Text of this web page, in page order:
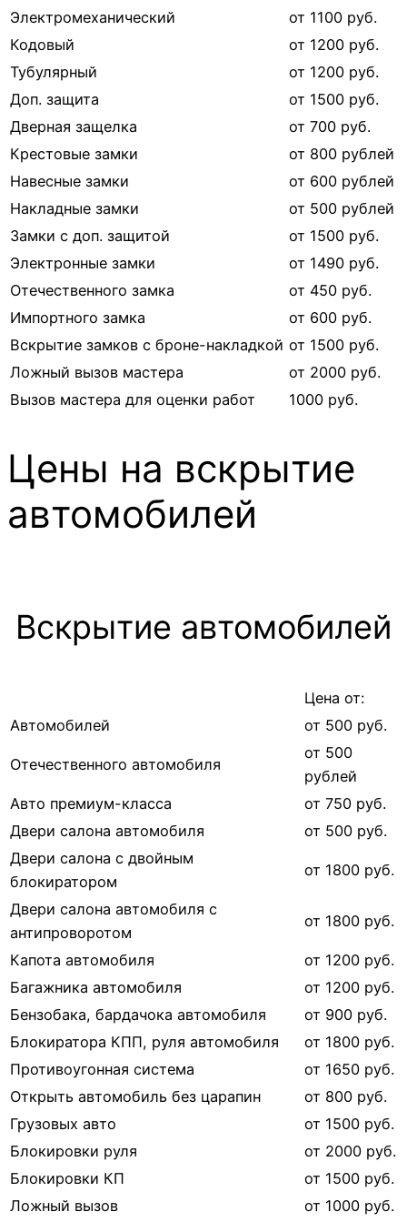
Электромеханический
от 1100 руб.
Кодовый
от 1200 руб.
Тубулярный
от 1200 руб.
Доп. защита
от 1500 руб.
Дверная защелка
от 700 руб.
Крестовые замки
от 800 рублей
Навесные замки
от 600 рублей
Накладные замки
от 500 рублей
Замки с доп. защитой
от 1500 руб.
Электронные замки
от 1490 руб.
Отечественного замка
от 450 руб.
Импортного замка
от 600 руб.
Вскрытие замков с броне-накладкой от 1500 руб.
Ложный вызов мастера
от 2000 руб.
Вызов мастера для оценки работ
1000 руб.
Цены на вскрытие
автомобилей
Вскрытие автомобилей
Цена от:
Автомобилей
от 500 руб.
Отечественного автомобиля
от 500
рублей
Авто премиум-класса
от 750 руб.
Двери салона автомобиля
от 500 руб.
Двери салона с двойным
блокиратором
от 1800 руб.
Двери салона автомобиля с
антипроворотом
от 1800 руб.
Капота автомобиля
от 1200 руб.
Багажника автомобиля
от 1200 руб.
Бензобака, бардачока автомобиля
от 900 руб.
Блокиратора КПП, руля автомобиля
от 1800 руб.
Противоугонная система
от 1650 руб.
Открыть автомобиль без царапин
от 800 руб.
Грузовых авто
от 1500 руб.
Блокировки руля
от 2000 руб.
Блокировки КП
от 1500 руб.
Ложный вызов
от 1000 руб.